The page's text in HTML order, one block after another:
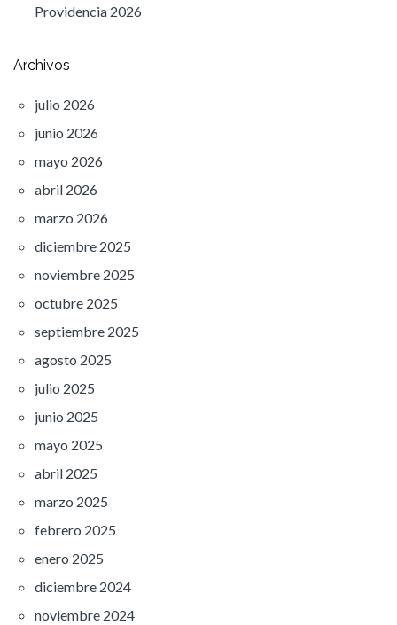
Providencia 2026
Archivos
julio 2026
junio 2026
mayo 2026
abril 2026
marzo 2026
diciembre 2025
noviembre 2025
octubre 2025
septiembre 2025
agosto 2025
julio 2025
junio 2025
mayo 2025
abril 2025
marzo 2025
febrero 2025
enero 2025
diciembre 2024
noviembre 2024